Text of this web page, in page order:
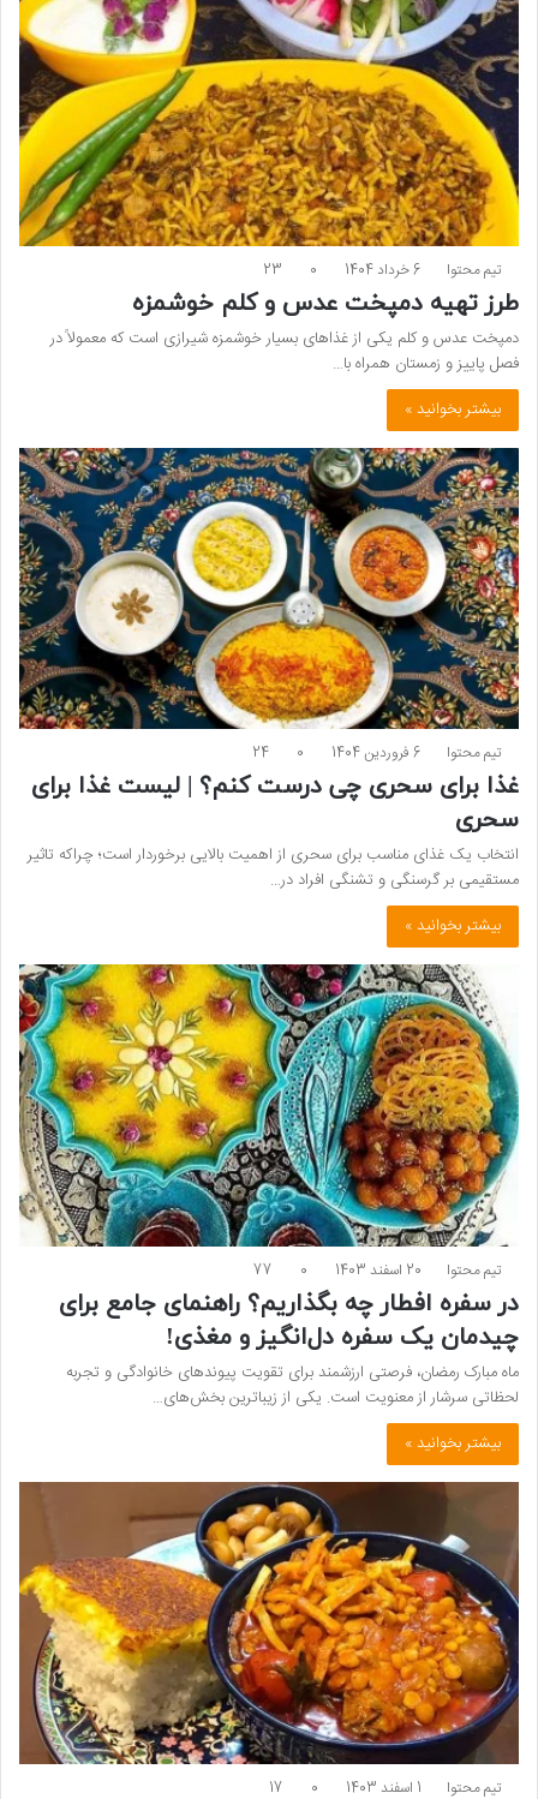
تیم محتوا 6 خرداد 1404 0
23
طرز تهیه دمپخت عدس و کلم خوشمزه
دمپخت عدس و کلم یکی از غذاهای بسیار خوشمزه شیرازی است که معمولاً در
فصل پاییز و زمستان همراه با…
بیشتر بخوانید »
تیم محتوا 6 فروردین 1404 0
24
غذا برای سحری چی درست کنم؟ | لیست غذا برای
سحری
انتخاب یک غذای مناسب برای سحری از اهمیت بالایی برخوردار است؛ چراکه تاثیر
مستقیمی بر گرسنگی و تشنگی افراد در…
بیشتر بخوانید »
تیم محتوا 20 اسفند 1403 0
77
در سفره افطار چه بگذاریم؟ راهنمای جامع برای
چیدمان یک سفره دل‌انگیز و مغذی!
ماه مبارک رمضان، فرصتی ارزشمند برای تقویت پیوندهای خانوادگی و تجربه
لحظاتی سرشار از معنویت است. یکی از زیباترین بخش‌های…
بیشتر بخوانید »
تیم محتوا 1 اسفند 1403 0
17